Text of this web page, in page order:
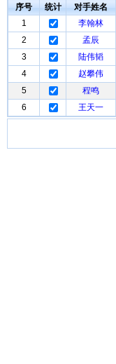
序号
统计 对手姓名
1
李翰林
2
孟辰
3
陆伟韬
4
赵攀伟
5
程鸣
6
王天一